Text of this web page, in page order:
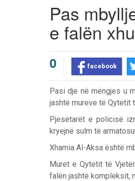
Pas
e falën
0 facebook
Pasi dje në mëngjes u
jashtë mureve të Qytetit
Pjesëtarët e policisë
kryejnë sulm të
Xhamia Al-Aksa është
Muret e Qytetit të
falën jashtë kompleksit,